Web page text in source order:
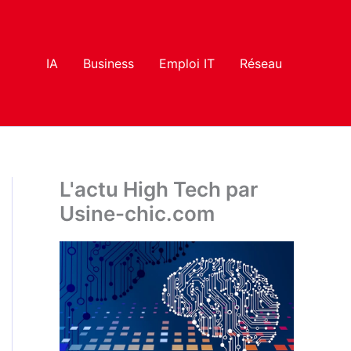
IA Business Emploi IT Réseau
L'actu High Tech par
Usine-chic.com